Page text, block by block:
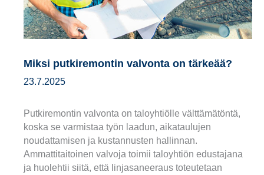
Miksi putkiremontin valvonta on tärkeää?
23.7.2025
Putkiremontin valvonta on taloyhtiölle välttämätöntä,
koska se varmistaa työn laadun, aikataulujen
noudattamisen ja kustannusten hallinnan.
Ammattitaitoinen valvoja toimii taloyhtiön edustajana
ja huolehtii siitä, että linjasaneeraus toteutetaan